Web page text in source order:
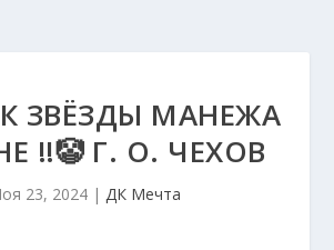
ЗВЁЗДЫ МАНЕЖА
‼️🤡 Г. О. ЧЕХОВ
23, 2024| ДК Мечта